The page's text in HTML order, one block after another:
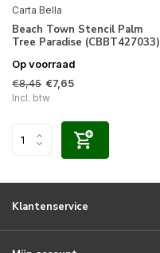
Carta Bella
Beach Town Stencil Palm
Tree Paradise (CBBT427033)
Op voorraad
€8,45 €7,65
Incl. btw
Klantenservice